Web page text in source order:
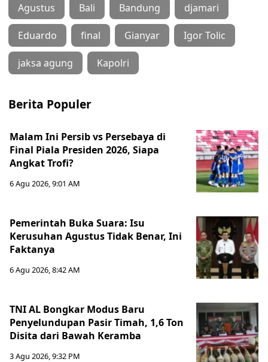
Agustus Bali Bandung djamari
Eduardo final Gianyar Igor Tolic
jaksa agung Kapolri
Berita Populer
Malam Ini Persib vs Persebaya di
Final Piala Presiden 2026, Siapa
Angkat Trofi?
6 Agu 2026, 9:01 AM
Pemerintah Buka Suara: Isu
Kerusuhan Agustus Tidak Benar, Ini
Faktanya
6 Agu 2026, 8:42 AM
TNI AL Bongkar Modus Baru
Penyelundupan Pasir Timah, 1,6 Ton
Disita dari Bawah Keramba
3 Agu 2026, 9:32 PM